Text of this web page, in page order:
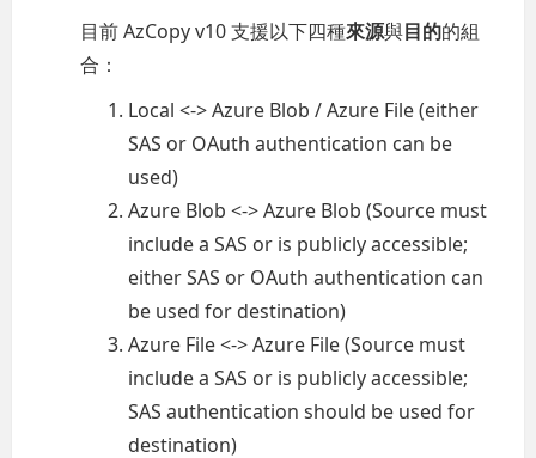
目前 AzCopy v10 支援以下四種來源與目的的組
合：
Local <-> Azure Blob / Azure File (either
SAS or OAuth authentication can be
used)
Azure Blob <-> Azure Blob (Source must
include a SAS or is publicly accessible;
either SAS or OAuth authentication can
be used for destination)
Azure File <-> Azure File (Source must
include a SAS or is publicly accessible;
SAS authentication should be used for
destination)